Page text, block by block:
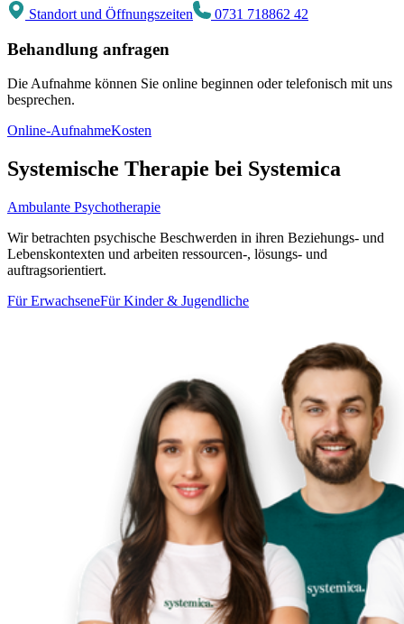
Standort und Öffnungszeiten 0731 718862 42
Behandlung anfragen
Die Aufnahme können Sie online beginnen oder telefonisch mit uns
besprechen.
Online-AufnahmeKosten
Systemische Therapie bei Systemica
Ambulante Psychotherapie
Wir betrachten psychische Beschwerden in ihren Beziehungs- und
Lebenskontexten und arbeiten ressourcen-, lösungs- und
auftragsorientiert.
Für ErwachseneFür Kinder & Jugendliche